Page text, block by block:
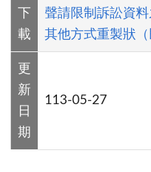
下
載
聲請限制訴訟資
其他方式重製狀
更
新
日
期
113-05-27